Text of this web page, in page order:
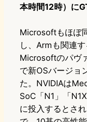
本時間12時）に
Microsoftもほぼ
し、Armも関連
Microsoftのパヴ
で新OSバージョ
た。NVIDIAは
SoC「N1」「
に投入するとさ